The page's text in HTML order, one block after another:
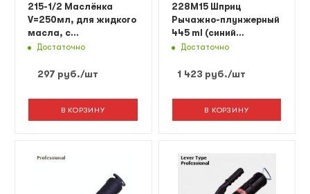
215-1/2 Маслёнка
V=250мл, для жидкого
масла, с
фиксированным
Достаточно
297 руб./шт
В КОРЗИНУ
228M15 Шприц
Рычажно-плунжерный
445 ml (синий
матовый)
Достаточно
1 423 руб./шт
В КОРЗИНУ